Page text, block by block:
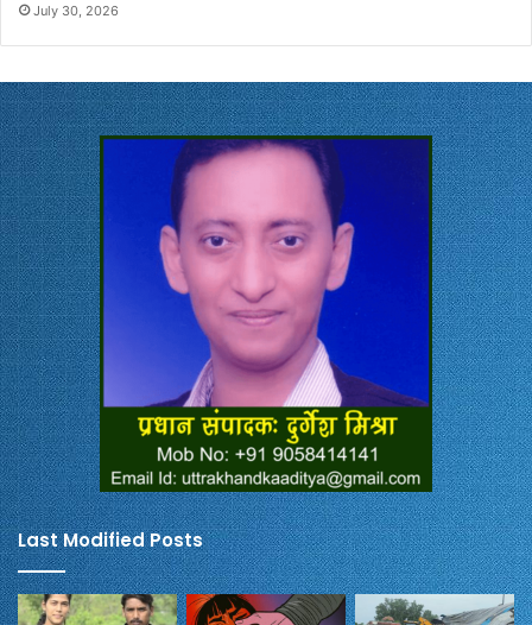
July 30, 2026
Last Modified Posts